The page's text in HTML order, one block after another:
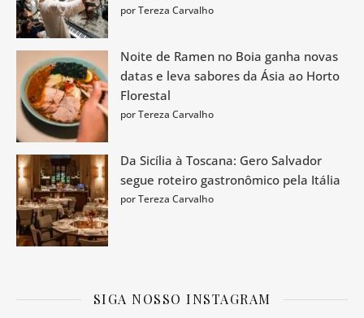
por Tereza Carvalho
Noite de Ramen no Boia ganha novas
datas e leva sabores da Ásia ao Horto
Florestal
por Tereza Carvalho
Da Sicília à Toscana: Gero Salvador
segue roteiro gastronômico pela Itália
por Tereza Carvalho
SIGA NOSSO INSTAGRAM